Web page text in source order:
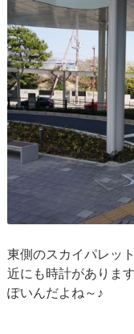
東側のスカイパレッ
近にも時計がありま
ぽいんだよね～♪